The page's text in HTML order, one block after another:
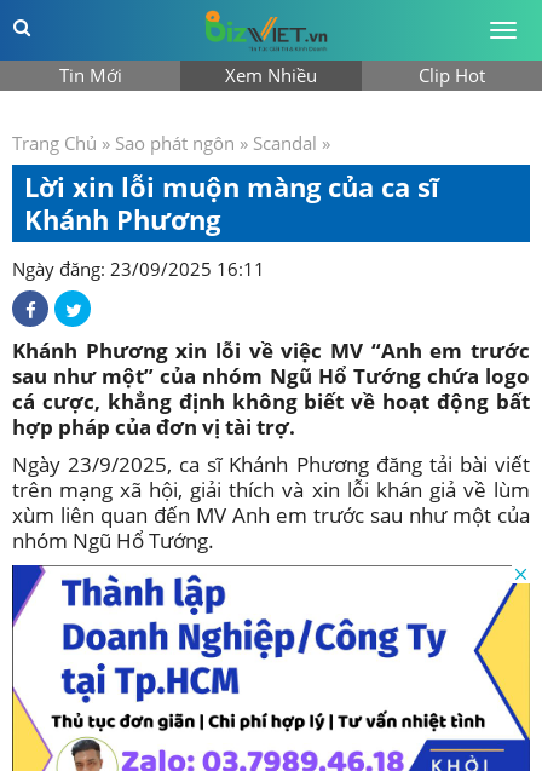
Tin Mới Xem Nhiều Clip Hot
Trang Chủ » Sao phát ngôn » Scandal »
Lời xin lỗi muộn màng của ca sĩ
Khánh Phương
Ngày đăng: 23/09/2025 16:11
Khánh Phương xin lỗi về việc MV “Anh em trước
sau như một” của nhóm Ngũ Hổ Tướng chứa logo
cá cược, khẳng định không biết về hoạt động bất
hợp pháp của đơn vị tài trợ.
Ngày 23/9/2025, ca sĩ Khánh Phương đăng tải bài viết
trên mạng xã hội, giải thích và xin lỗi khán giả về lùm
xùm liên quan đến MV Anh em trước sau như một của
nhóm Ngũ Hổ Tướng.